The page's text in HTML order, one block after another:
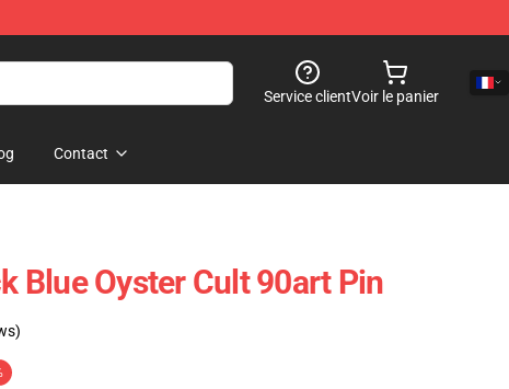
Service clientVoir le panier
Contact
Blue Oyster Cult 90art Pin